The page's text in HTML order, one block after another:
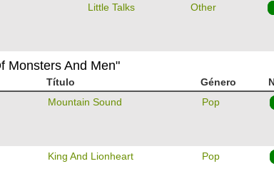
Little Talks Other
Monsters And Men"
Título Género
Mountain Sound Pop
King And Lionheart Pop